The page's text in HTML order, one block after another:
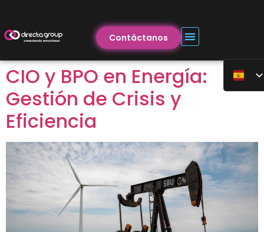
Contáctanos
CIO y BPO en Energía:
Gestión de Crisis y
Eficiencia